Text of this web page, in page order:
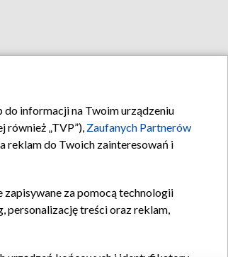
informacji na Twoim urządzeniu
również „TVP”), Zaufanych Partnerów
reklam do Twoich zainteresowań i
zapisywane za pomocą technologii
personalizację treści oraz reklam,